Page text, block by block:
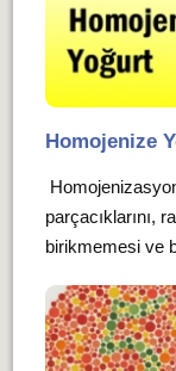
Homojenize
parçacıklarını,
birikmemesi ve